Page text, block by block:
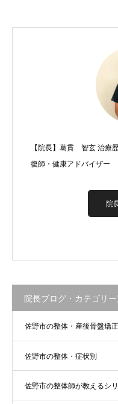
【院長】葛貫 智玄 治療
復師・健康アドバイザー
院
院長ブログ・カテゴリ
佐野市の整体・産後骨盤矯正
佐野市の整体・症状別
佐野市の整体師が教えるシ